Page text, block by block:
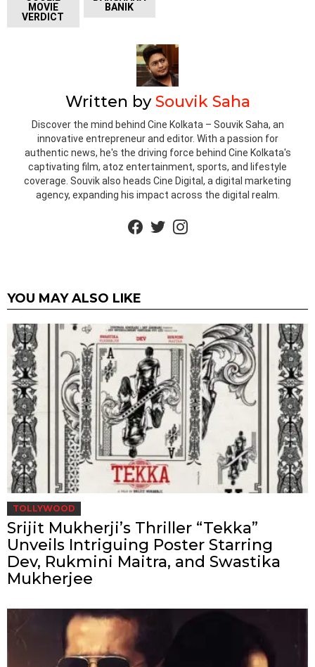
MOVIE
VERDICT
BANIK
Written bySouvik Saha
Discover the mind behind Cine Kolkata – Souvik Saha, an
innovative entrepreneur and editor. With a passion for
authentic news, he's the driving force behind Cine Kolkata's
captivating film, atoz entertainment, sports, and lifestyle
coverage. Souvik also heads Cine Digital, a digital marketing
agency, expanding his impact across the digital realm.
facebooktwitterinstagram
YOU MAY ALSO LIKE
TOLLYWOOD
Srijit Mukherji’s Thriller “Tekka”
Unveils Intriguing Poster Starring
Dev, Rukmini Maitra, and Swastika
Mukherjee